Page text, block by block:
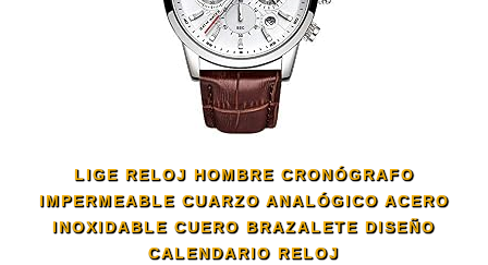
LIGE RELOJ HOMBRE CRONÓGRAFO
IMPERMEABLE CUARZO ANALÓGICO ACERO
INOXIDABLE CUERO BRAZALETE DISEÑO
CALENDARIO RELOJ